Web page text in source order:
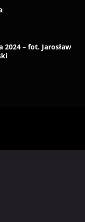
2024 – fot. Jarosław